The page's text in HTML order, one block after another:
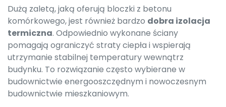
Dużą zaletą, jaką oferują bloczki z betonu
komórkowego, jest również bardzo dobra izolacja
termiczna. Odpowiednio wykonane ściany
pomagają ograniczyć straty ciepła i wspierają
utrzymanie stabilnej temperatury wewnątrz
budynku. To rozwiązanie często wybierane w
budownictwie energooszczędnym i nowoczesnym
budownictwie mieszkaniowym.